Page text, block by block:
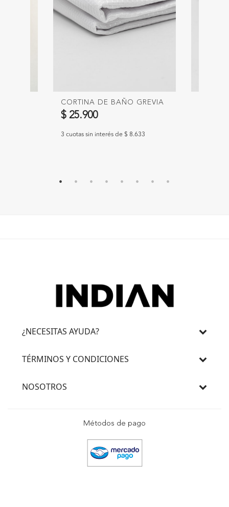
CORTINA DE BAÑO GREVIA
$ 25.900
3 cuotas sin interés de $ 8.633
¿NECESITAS AYUDA?
TÉRMINOS Y CONDICIONES
NOSOTROS
Métodos de pago